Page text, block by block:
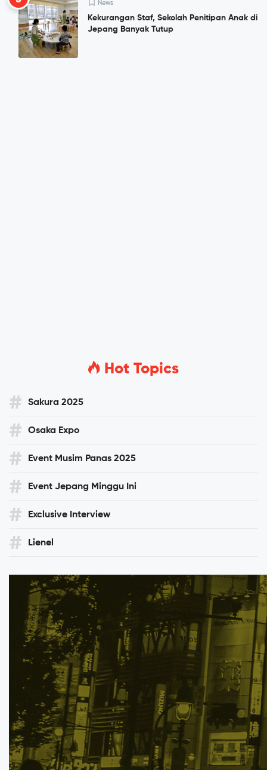
News
Kekurangan Staf, Sekolah Penitipan Anak di
Jepang Banyak Tutup
Hot Topics
Sakura 2025
Osaka Expo
Event Musim Panas 2025
Event Jepang Minggu Ini
Exclusive Interview
Lienel